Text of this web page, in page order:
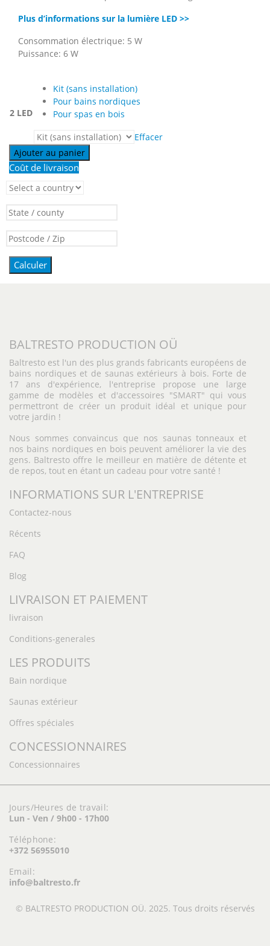
Plus d’informations sur la lumière LED >>
Consommation électrique: 5 W
Puissance: 6 W
2 LED
Kit (sans installation)
Pour bains nordiques
Pour spas en bois
Effacer
Ajouter au panier
Coût de livraison
Calculer
BALTRESTO PRODUCTION OÜ
Baltresto est l'un des plus grands fabricants européens de
bains nordiques et de saunas extérieurs à bois. Forte de
17 ans d'expérience, l'entreprise propose une large
gamme de modèles et d'accessoires "SMART" qui vous
permettront de créer un produit idéal et unique pour
votre jardin !
Nous sommes convaincus que nos saunas tonneaux et
nos bains nordiques en bois peuvent améliorer la vie des
gens. Baltresto offre le meilleur en matière de détente et
de repos, tout en étant un cadeau pour votre santé !
INFORMATIONS SUR L'ENTREPRISE
Contactez-nous
Récents
FAQ
Blog
LIVRAISON ET PAIEMENT
livraison
Conditions-generales
LES PRODUITS
Bain nordique
Saunas extérieur
Offres spéciales
CONCESSIONNAIRES
Concessionnaires
Jours/Heures de travail:
Lun - Ven / 9h00 - 17h00
Téléphone:
+372 56955010
Email:
info@baltresto.fr
© BALTRESTO PRODUCTION OÜ. 2025. Tous droits réservés